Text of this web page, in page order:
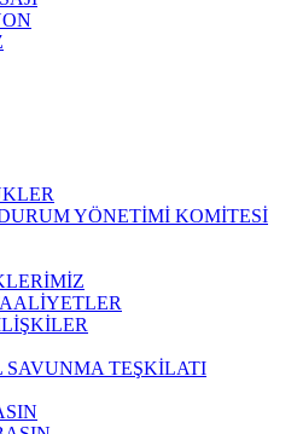
YÖNETİMİ KOMİTESİ
SAVUNMA TEŞKİLATI